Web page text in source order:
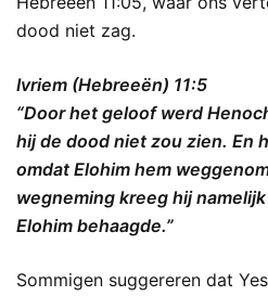
dood niet zag.
Ivriem (Hebreeën) 11:5
“Door het geloof werd
hij de dood niet zou zien. En
omdat Elohim hem
wegneming kreeg hij
Elohim behaagde.”
Sommigen suggereren dat